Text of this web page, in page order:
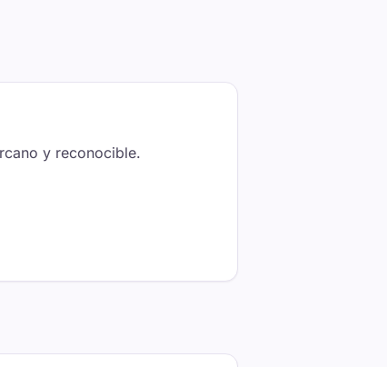
y reconocible.